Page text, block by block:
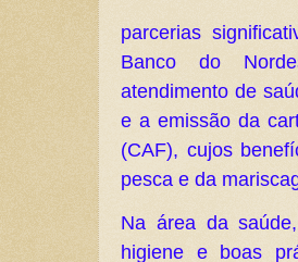
parcerias
Banco do
atendimento de
e a emissão da
(CAF), cujos
pesca e da
Na área da
higiene e boas